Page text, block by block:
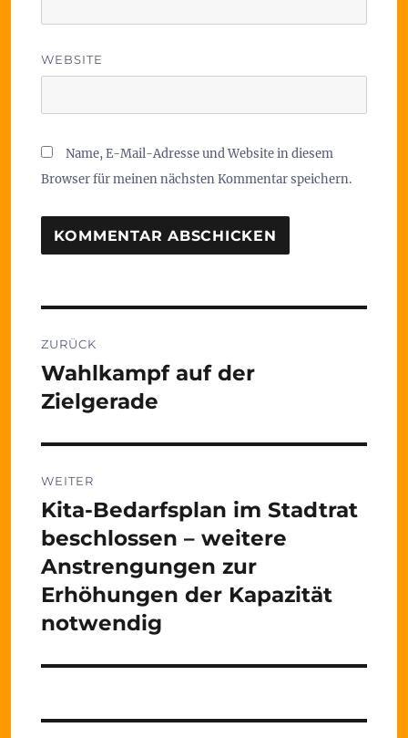
WEBSITE
Name, E-Mail-Adresse und Website in diesem
Browser für meinen nächsten Kommentar speichern.
ZURÜCK
Vorheriger
Beitrag:
Wahlkampf auf der
Zielgerade
WEITER
Nächster
Beitrag:
Kita-Bedarfsplan im Stadtrat
beschlossen – weitere
Anstrengungen zur
Erhöhungen der Kapazität
notwendig